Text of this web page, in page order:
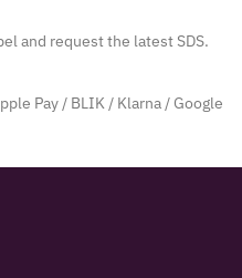
and request the latest SDS.
Pay / BLIK / Klarna / Google